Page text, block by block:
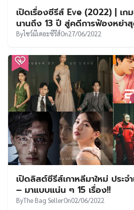
เปิดเรื่องซีรีส์ Eve (2022) | เ
นานถึง 13 ปี สู่คดีการฟ้องหย่า
Byโชว์มีเดอะซีรีส์On27/06/2022
เปิดลิสต์ซีรีส์เกาหลีมาใหม่ ประ
– มาแบบแน่น ๆ 15 เรื่อง!!
ByThe Bag SellerOn02/06/2022